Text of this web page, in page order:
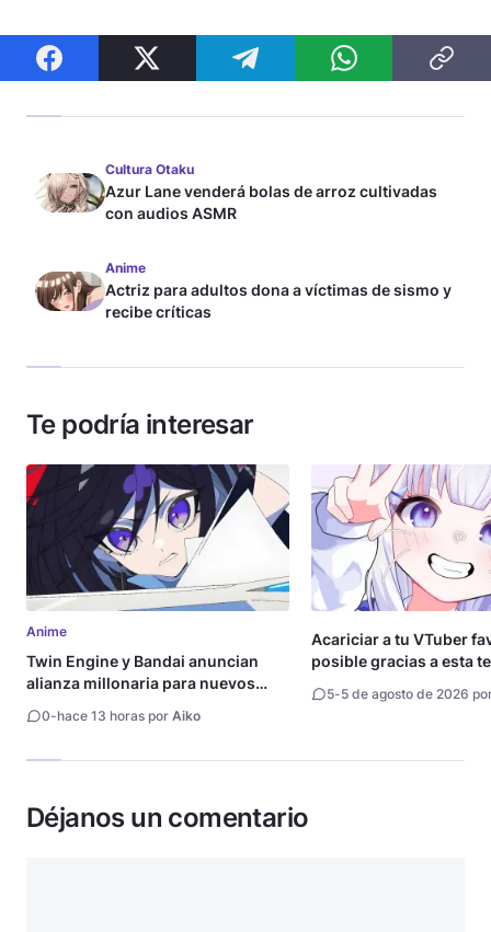
Cultura Otaku
Azur Lane venderá bolas de arroz cultivadas
con audios ASMR
Anime
Actriz para adultos dona a víctimas de sismo y
recibe críticas
Te podría interesar
Anime
Twin Engine y Bandai anuncian
alianza millonaria para nuevos
0-hace 13 horas por Aiko
Acariciar a tu VTuber
posible gracias a esta
5-5 de agosto de 2026
Déjanos un comentario